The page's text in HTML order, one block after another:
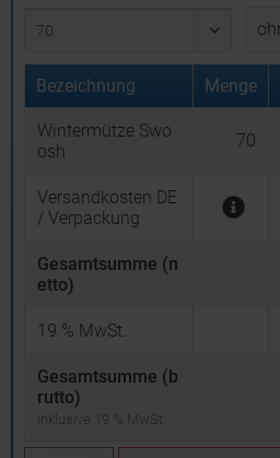
Bezeichnung Menge
Wintermütze Swo
osh
70
Versandkosten DE
/ Verpackung
Gesamtsumme (n
etto)
19 % MwSt.
Gesamtsumme (b
rutto)
inklusive 19 % MwSt.